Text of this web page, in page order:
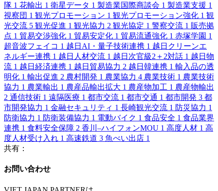
隊 1 花輸出 1 衛星データ 1 製造業国際商談会 1 製造業支援 1
視察団 1 観光プロモーション 1 観光プロモーション強化 1 観
光交流 5 観光促進 1 観光協力 2 観光協定 1 警察交流 1 販売拠
点 1 貿易交渉強化 1 貿易安定化 1 貿易流通強化 1 赤塚学園 1
超音波フェイコ 1 越日AI・量子技術連携 1 越日クリーンエ
ネルギー連携 1 越日人材交流 1 越日次官級2＋2対話 1 越日物
流 1 越日経済連携 1 越日貿易協力 2 越日韓連携 1 輸入品の透
明化 1 輸出促進 2 農村開発 1 農業協力 4 農業技術 1 農業技術
協力 1 農業輸出 1 農産品輸出拡大 1 農産物加工 1 農産物輸出
2 通信技術 1 遠隔医療 1 都市交流 1 都市交通 1 都市開発 3 都
市開発協力 1 金融セキュリティ 1 長崎観光交流 1 防災協力 1
防衛協力 1 防衛装備協力 1 電動バイク 1 食品安全 1 食品業界
連携 1 食料安全保障 2 香川–ハイフォンMOU 1 高度人材 1 高
度人材受け入れ 1 高速鉄道 3 魚べい出店 1
共有：
お問い合わせ​